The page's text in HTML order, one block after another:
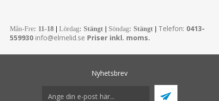
Mån-Fre: 11-18 Lördag: Stängt Söndag: Stängt Telefon: 0413-
559930 info@elmelid.se Priser inkl. moms.
Nyhetsbrev